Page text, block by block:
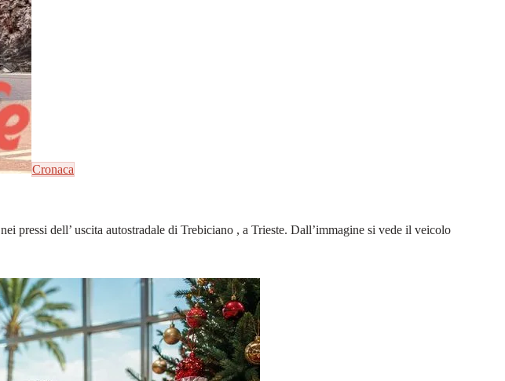
Cronaca
pressi dell’ uscita autostradale di Trebiciano , a Trieste. Dall’immagine si vede il veicolo